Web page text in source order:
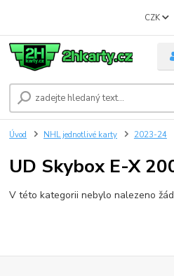
CZK
Úvod NHL jednotlivé karty 2023-24
UD Skybox E-X
V této kategorii nebylo nalezeno